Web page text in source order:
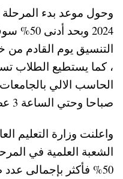
وحول موعد بدء المرحلة
2024
التنسيق يوم القادم من
، كما يستطيع الطلاب
الحاسب الالي
صباحا وحتي الساعة 3 عصرا.
واعلنت وزارة التعليم